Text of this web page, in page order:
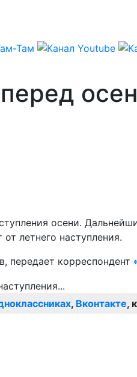
осени.
летнего наступления.
передает корреспондент
, Вконтакте,